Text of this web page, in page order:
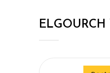
ELGOURCH